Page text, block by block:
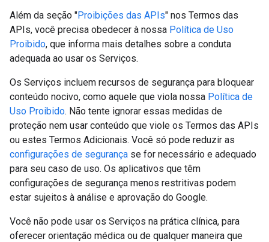
Além da seção "Proibições das APIs" nos Termos das
APIs, você precisa obedecer à nossa Política de Uso
Proibido, que informa mais detalhes sobre a conduta
adequada ao usar os Serviços.
Os Serviços incluem recursos de segurança para bloquear
conteúdo nocivo, como aquele que viola nossa Política de
Uso Proibido. Não tente ignorar essas medidas de
proteção nem usar conteúdo que viole os Termos das APIs
ou estes Termos Adicionais. Você só pode reduzir as
configurações de segurança se for necessário e adequado
para seu caso de uso. Os aplicativos que têm
configurações de segurança menos restritivas podem
estar sujeitos à análise e aprovação do Google.
Você não pode usar os Serviços na prática clínica, para
oferecer orientação médica ou de qualquer maneira que